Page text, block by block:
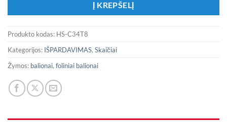
Į KREPŠELĮ
Produkto kodas: HS-C34T8
Kategorijos: IŠPARDAVIMAS, Skaičiai
Žymos: balionai, foliniai balionai